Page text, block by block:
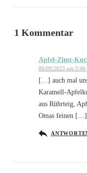
1 Kommentar
Apfel-Zimt-
06/09/2023 um 5:46
[…] auch mal
Karamell-
aus Rührteig,
Omas feinen […]